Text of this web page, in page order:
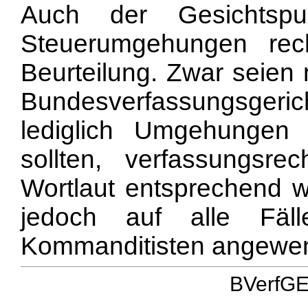
Auch der
Steuerumgehungen
Beurteilung. Zwar
lediglich
sollten,
Wortlaut entsprechend
jedoch auf alle
Kommanditisten